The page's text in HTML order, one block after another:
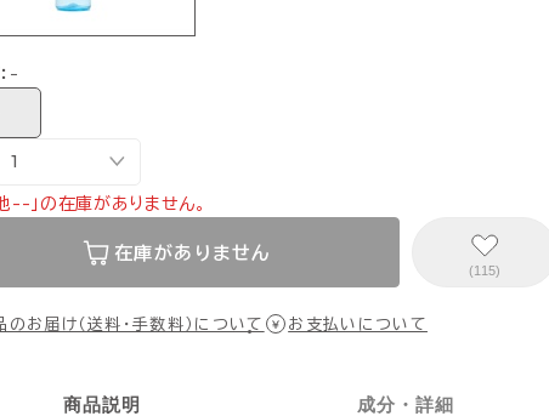
-
--」の在庫がありません。
在庫がありません
(115)
のお届け（送料・手数料）について お支払いについて
商品説明 成分・詳細